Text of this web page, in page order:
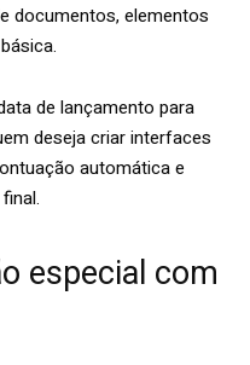
documentos, elementos
de lançamento para
deseja criar interfaces
automática e
especial com